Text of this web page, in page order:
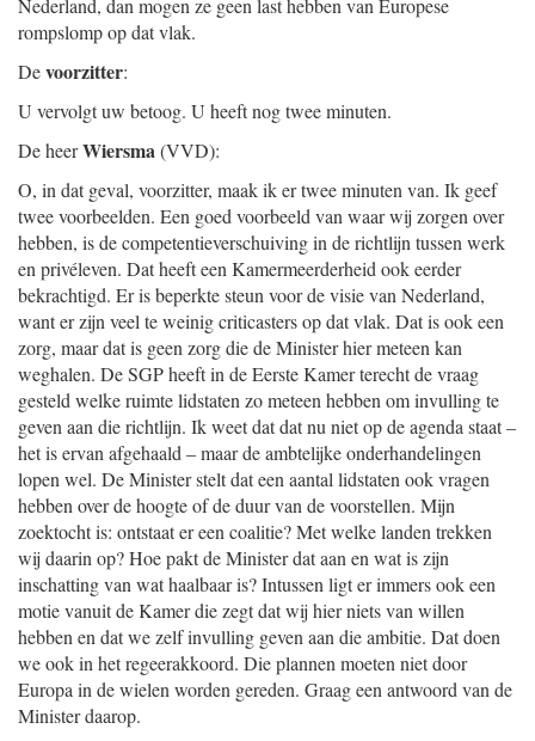
Nederland, dan mogen ze geen last hebben van Europese
rompslomp op dat vlak.
Devoorzitter:
U vervolgt uw betoog. U heeft nog twee minuten.
De heerWiersma(VVD):
O, in dat geval, voorzitter, maak ik er twee minuten van. Ik geef
twee voorbeelden. Een goed voorbeeld van waar wij zorgen over
hebben, is de competentieverschuiving in de richtlijn tussen werk
en privéleven. Dat heeft een Kamermeerderheid ook eerder
bekrachtigd. Er is beperkte steun voor de visie van Nederland,
want er zijn veel te weinig criticasters op dat vlak. Dat is ook een
zorg, maar dat is geen zorg die de Minister hier meteen kan
weghalen. De SGP heeft in de Eerste Kamer terecht de vraag
gesteld welke ruimte lidstaten zo meteen hebben om invulling te
geven aan die richtlijn. Ik weet dat dat nu niet op de agenda staat –
het is ervan afgehaald – maar de ambtelijke onderhandelingen
lopen wel. De Minister stelt dat een aantal lidstaten ook vragen
hebben over de hoogte of de duur van de voorstellen. Mijn
zoektocht is: ontstaat er een coalitie? Met welke landen trekken
wij daarin op? Hoe pakt de Minister dat aan en wat is zijn
inschatting van wat haalbaar is? Intussen ligt er immers ook een
motie vanuit de Kamer die zegt dat wij hier niets van willen
hebben en dat we zelf invulling geven aan die ambitie. Dat doen
we ook in het regeerakkoord. Die plannen moeten niet door
Europa in de wielen worden gereden. Graag een antwoord van de
Minister daarop.